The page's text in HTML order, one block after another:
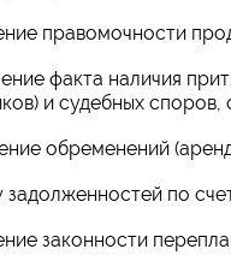
правомочности
факта наличия
и судебных
обременений
задолженностей по
законности